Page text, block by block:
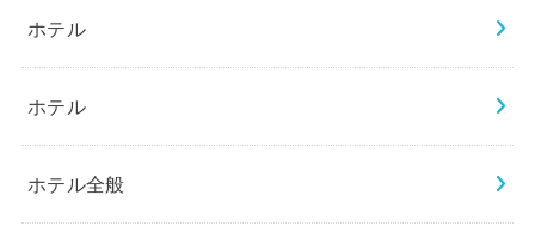
ホテル
ホテル
ホテル全般